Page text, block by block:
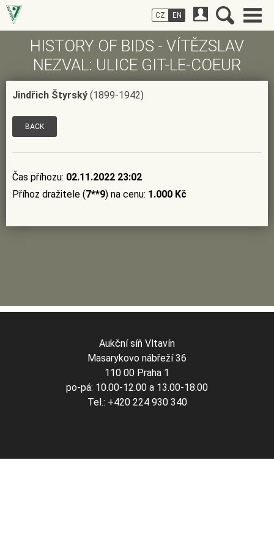
HISTORY OF BIDS - VÍTĚZSLAV
NEZVAL: ULICE GIT-LE-COEUR
Jindřich Štyrský (1899-1942)
BACK
Čas příhozu: 02.11.2022 23:02
Příhoz dražitele (7**9) na cenu: 1.000 Kč
CZ EN
Aukční síň Vltavín
Masarykovo nábřeží 36
110 00 Praha 1
po-pá: 10.00-12.00 a 13.00-18.00
Tel.: +420 224 930 340